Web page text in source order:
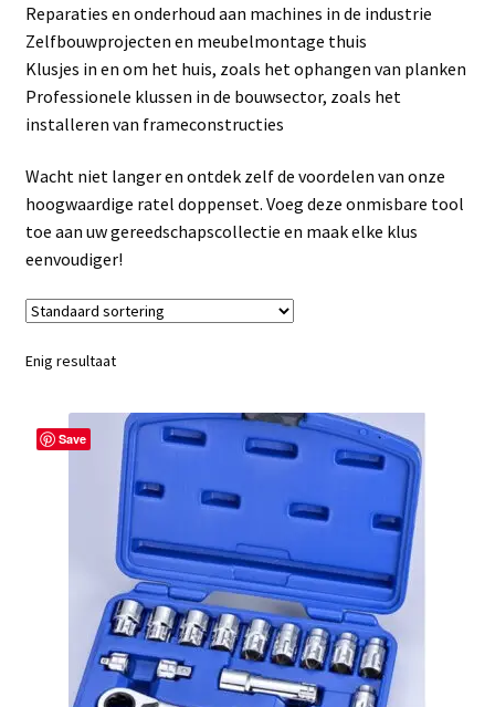
My account
Over Ons
Privacybeleid
Retourbeleid
Videos
Reparaties en onderhoud aan machines in de industrie
Zelfbouwprojecten en meubelmontage thuis
Klusjes in en om het huis, zoals het ophangen van planken
Professionele klussen in de bouwsector, zoals het
installeren van frameconstructies
Wacht niet langer en ontdek zelf de voordelen van onze
hoogwaardige ratel doppenset. Voeg deze onmisbare tool
toe aan uw gereedschapscollectie en maak elke klus
eenvoudiger!
Enig resultaat
Save